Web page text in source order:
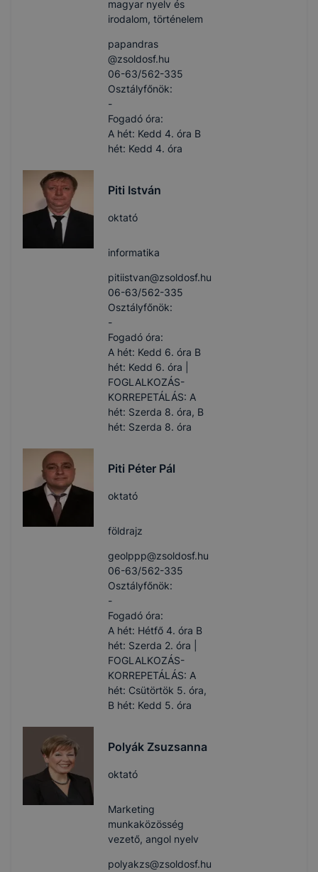
magyar nyelv és
irodalom, történelem
papandras​
@zsoldosf.hu
06-63/562-335
Osztályfőnök:
-
Fogadó óra:
A hét: Kedd 4. óra B
hét: Kedd 4. óra
Piti István
oktató
informatika
pitiistvan​@zsoldosf.hu
06-63/562-335
Osztályfőnök:
-
Fogadó óra:
A hét: Kedd 6. óra B
hét: Kedd 6. óra |
FOGLALKOZÁS-
KORREPETÁLÁS: A
hét: Szerda 8. óra, B
hét: Szerda 8. óra
Piti Péter Pál
oktató
földrajz
geolppp​@zsoldosf.hu
06-63/562-335
Osztályfőnök:
-
Fogadó óra:
A hét: Hétfő 4. óra B
hét: Szerda 2. óra |
FOGLALKOZÁS-
KORREPETÁLÁS: A
hét: Csütörtök 5. óra,
B hét: Kedd 5. óra
Polyák Zsuzsanna
oktató
Marketing
munkaközösség
vezető, angol nyelv
polyakzs​@zsoldosf.hu